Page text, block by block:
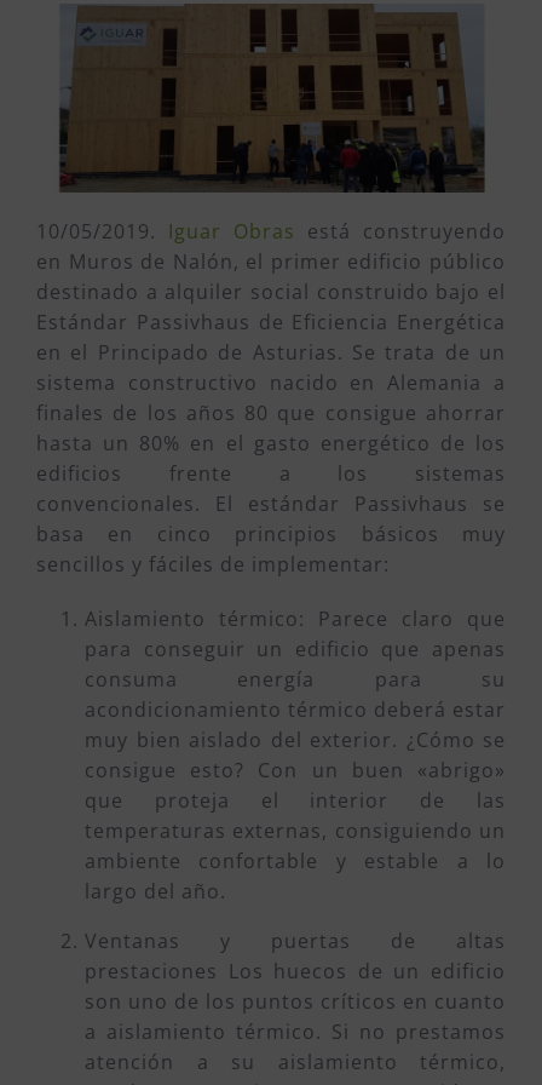
10/05/2019. Iguar Obras está construyendo
en Muros de Nalón, el primer edificio público
destinado a alquiler social construido bajo el
Estándar Passivhaus de Eficiencia Energética
en el Principado de Asturias. Se trata de un
sistema constructivo nacido en Alemania a
finales de los años 80 que consigue ahorrar
hasta un 80% en el gasto energético de los
edificios frente a los sistemas
convencionales. El estándar Passivhaus se
basa en cinco principios básicos muy
sencillos y fáciles de implementar:
Aislamiento térmico: Parece claro que
para conseguir un edificio que apenas
consuma energía para su
acondicionamiento térmico deberá estar
muy bien aislado del exterior. ¿Cómo se
consigue esto? Con un buen «abrigo»
que proteja el interior de las
temperaturas externas, consiguiendo un
ambiente confortable y estable a lo
largo del año.
Ventanas y puertas de altas
prestaciones Los huecos de un edificio
son uno de los puntos críticos en cuanto
a aislamiento térmico. Si no prestamos
atención a su aislamiento térmico,